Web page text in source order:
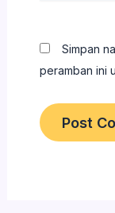
Simpan
peramban ini